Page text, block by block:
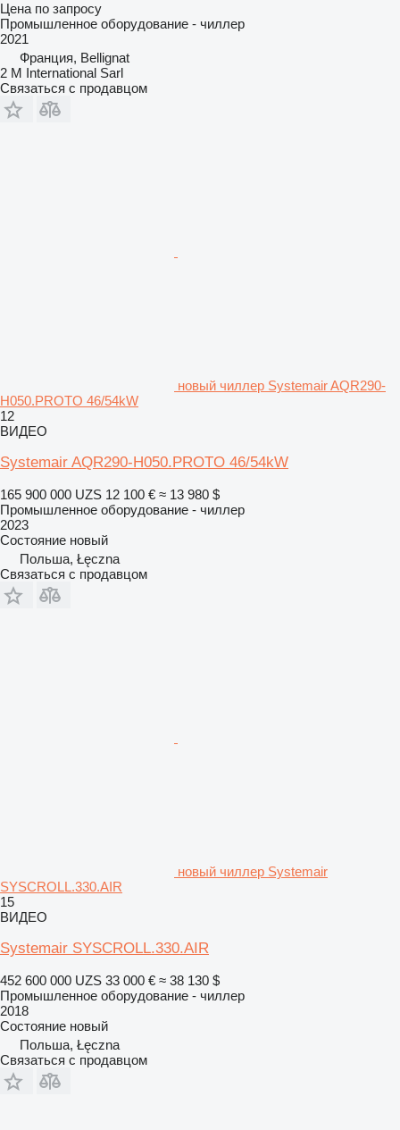
Цена по запросу
Промышленное оборудование - чиллер
2021
Франция, Bellignat
2 M International Sarl
Связаться с продавцом
новый чиллер Systemair AQR290-
H050.PROTO 46/54kW
12
ВИДЕО
Systemair AQR290-H050.PROTO 46/54kW
165 900 000 UZS 12 100 € ≈ 13 980 $
Промышленное оборудование - чиллер
2023
Состояние новый
Польша, Łęczna
Связаться с продавцом
новый чиллер Systemair
SYSCROLL.330.AIR
15
ВИДЕО
Systemair SYSCROLL.330.AIR
452 600 000 UZS 33 000 € ≈ 38 130 $
Промышленное оборудование - чиллер
2018
Состояние новый
Польша, Łęczna
Связаться с продавцом